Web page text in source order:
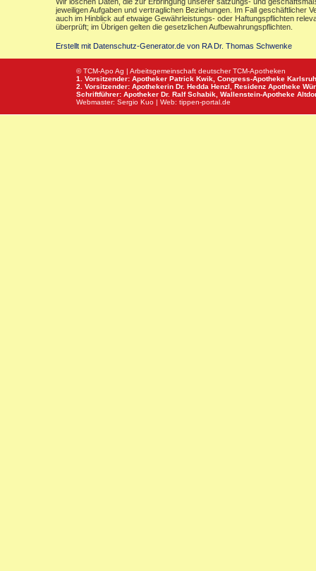
jeweiligen Aufgaben und vertraglichen Beziehungen. Im Fall geschäftlicher
auch im Hinblick auf etwaige Gewährleistungs- oder Haftungspflichten
überprüft; im Übrigen gelten die gesetzlichen Aufbewahrungspflichten.
Erstellt mit Datenschutz-Generator.de von RA Dr. Thomas Schwenke
© TCM-Apo Ag | Arbeitsgemeinschaft deutscher TCM-Apotheken
1. Vorsitzender: Apotheker Patrick Kwik, Congress-Apotheke
2. Vorsitzender: Apothekerin Dr. Hedda Henzl, Residenz Apotheke
Schriftführer: Apotheker Dr. Ralf Schabik, Wallenstein-Apotheke
Webmaster: Sergio Kuo | Web: tippen-portal.de